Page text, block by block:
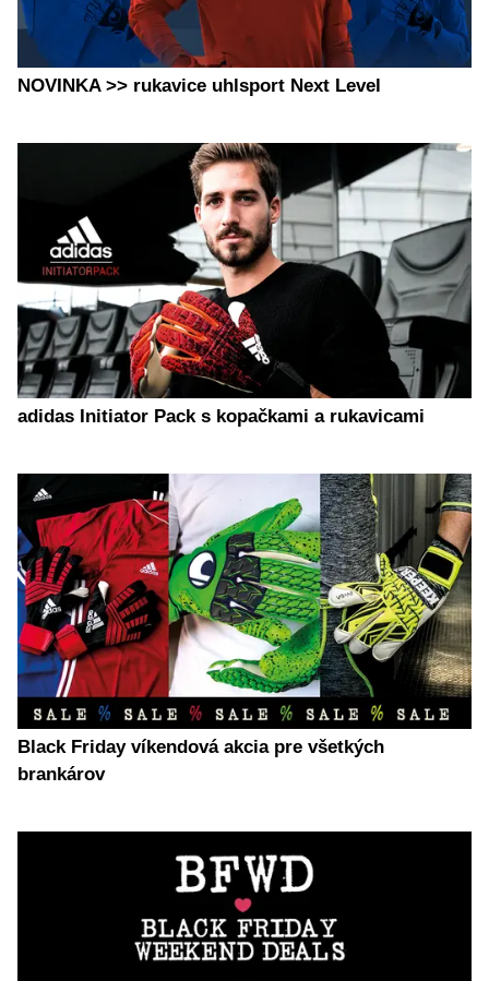
NOVINKA >> rukavice uhlsport Next Level
adidas Initiator Pack s kopačkami a rukavicami
Black Friday víkendová akcia pre všetkých
brankárov